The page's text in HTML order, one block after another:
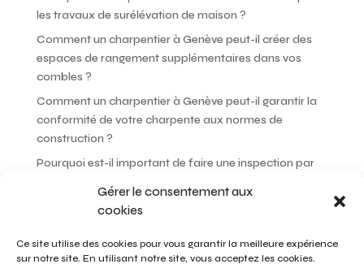
Gérer le consentement aux
cookies
Ce site utilise des cookies pour vous garantir la meilleure expérience
sur notre site. En utilisant notre site, vous acceptez les cookies.
:les travaux de surélévation de maison ?
Comment un charpentier à Genève peut-il créer des
espaces de rangement supplémentaires dans vos
combles ?
Comment un charpentier à Genève peut-il garantir la
conformité de votre charpente aux normes de
construction ?
Pourquoi est-il important de faire une inspection par
Comment un charpentier à Genève peut-il choisir les